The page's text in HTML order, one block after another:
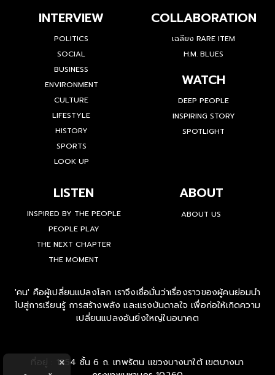
INTERVIEW
POLITICS
SOCIAL
BUSINESS
ENVIRONMENT
CULTURE
LIFESTYLE
HISTORY
SPORTS
LOOK UP
COLLABORATION
เฉลียง RARE ITEM
H.M. BLUES
WATCH
DEEP PEOPLE
INSPIRING STORY
SPOTLIGHT
LISTEN
INSPIRED BY THE PEOPLE
PEOPLE PLAY
THE NEXT CHAPTER
THE MOMENT
ABOUT
ABOUT US
'คน' คือผู้เปลี่ยนแปลงโลก เราจึงเชื่อมั่นว่าเรื่องราวของผู้คนย่อมนำ
ไปสู่การเรียนรู้ การสร้างพลัง และแรงบันดาลใจ เพื่อก่อให้เกิดความ
เปลี่ยนแปลงอันยิ่งใหญ่ในอนาคต
ที่อยู่ : 1854 ชั้น 6 ถ. เทพรัตน แขวงบางนาใต้ เขตบางนา
×